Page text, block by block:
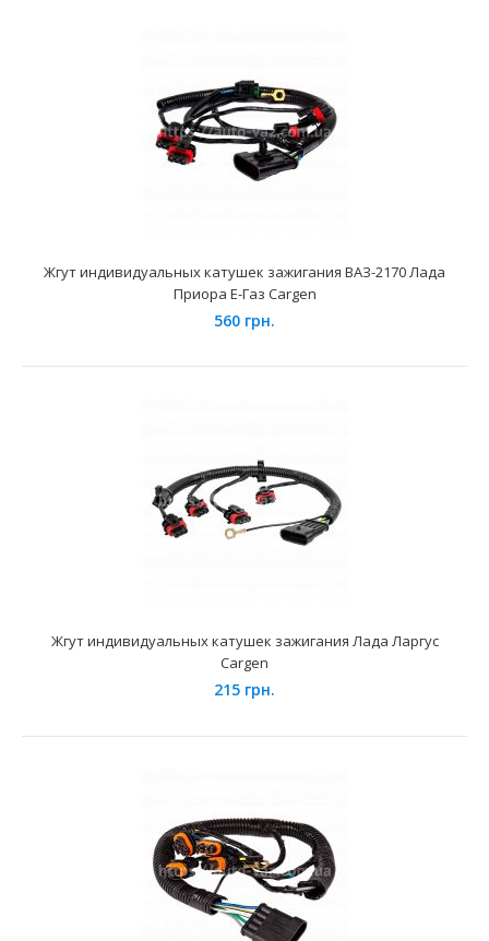
Применение на автомобилях семейства ВАЗ-2110, 2111,
2112 и их модификаций укомплектованных 16-ти кла..
252 грн.
"Нива Тайга" и их модификаций укомплектованных ..
Жгут индивидуальных катушек зажигания ВАЗ-2170 Лада
Приора Е-Газ Cargen
560 грн.
Жгут индивидуальных катушек зажигания Лада Ларгус
Cargen
215 грн.